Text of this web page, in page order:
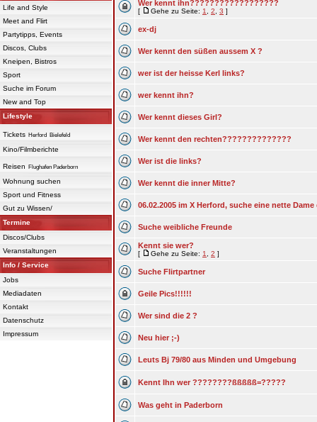
Life and Style
Meet and Flirt
Partytipps, Events
Discos, Clubs
Kneipen, Bistros
Sport
Suche im Forum
New and Top
Lifestyle
Tickets Herford Bielefeld
Kino/Filmberichte
Reisen Flughafen Paderborn
Wohnung suchen
Sport und Fitness
Gut zu Wissen/
Termine
Discos/Clubs
Veranstaltungen
Info / Service
Jobs
Mediadaten
Kontakt
Datenschutz
Impressum
Wer kennt ihn??????????????????
[ Gehe zu Seite: 1 2 3 ]
ex-dj
Wer kennt den süßen aussem X ?
wer ist der heisse Kerl links?
wer kennt ihn?
Wer kennt dieses Girl?
Wer kennt den rechten??????????????
Wer ist die links?
Wer kennt die inner Mitte?
06.02.2005 im X Herford, suche eine nette
Suche weibliche Freunde
Kennt sie wer?
[ Gehe zu Seite: 1 2 ]
Suche Flirtpartner
Geile Pics!!!!!!
Wer sind die 2 ?
Neu hier ;-)
Leuts Bj 79/80 aus Minden und Umgebung
Kennt Ihn wer ????????ßßßßß=?????
Was geht in Paderborn